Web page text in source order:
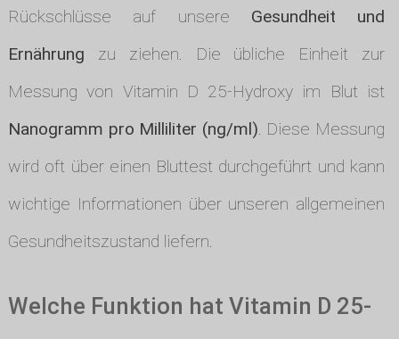
Rückschlüsse auf unsere Gesundheit und
Ernährung zu ziehen. Die übliche Einheit zur
Messung von Vitamin D 25-Hydroxy im Blut ist
Nanogramm pro Milliliter (ng/ml). Diese Messung
wird oft über einen Bluttest durchgeführt und kann
wichtige Informationen über unseren allgemeinen
Gesundheitszustand liefern.
Welche Funktion hat Vitamin D 25-